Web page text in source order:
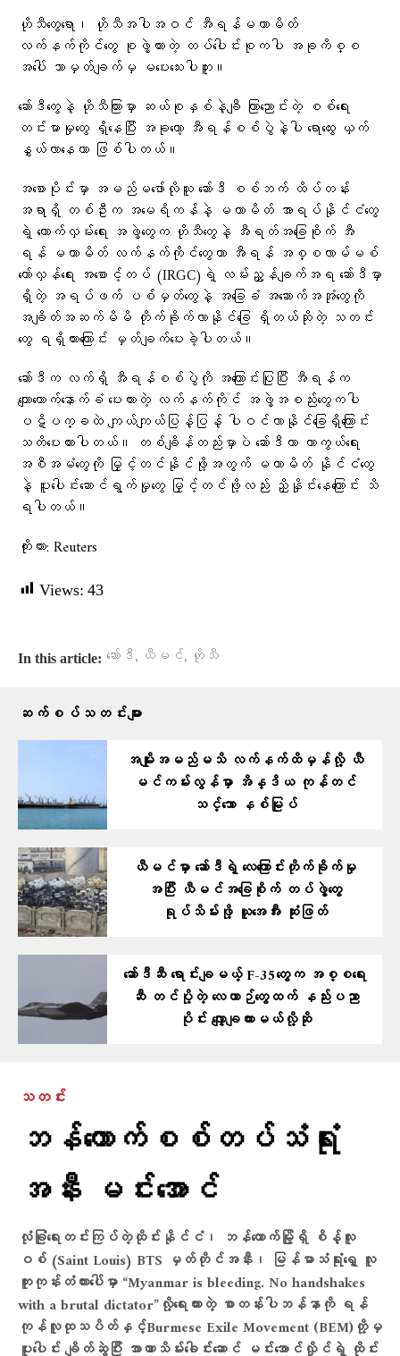
ဟိုသီတွေရော၊ ဟိုသီအပါအဝင် အီရန်မဟာမိတ်
လက်နက်ကိုင်တွေ စုဖွဲ့ထားတဲ့ တပ်ပေါင်းစုကပါ အခုကိစ္စ
အပေါ် ဘာမှတ်ချက်မှ မပေးသေးပါဘူး။
ဆော်ဒီတွေနဲ့ ဟိုသီကြားမှာ ဆယ်စုနှစ်နဲ့ချီ ကြာညောင်းတဲ့ စစ်ရေး
တင်းမာမှုတွေ ရှိနေပြီး အခုတော့ အီရန်စစ်ပွဲနဲ့ပါ ရောထွေး ယှက်
နွှယ်လာနေတာ ဖြစ်ပါတယ်။
အစောပိုင်းမှာ အမည်မဖော်လိုသူ ဆော်ဒီ စစ်ဘက် ထိပ်တန်း
အရာရှိ တစ်ဦးက အမေရိကန်နဲ့ မဟာမိတ် အာရပ်နိုင်ငံတွေ
ရဲ့ ထောက်လှမ်းရေး အဖွဲ့တွေက ဟိုသီတွေနဲ့ အီရတ်အခြေစိုက် အီ
ရန် မဟာမိတ် လက်နက်ကိုင်တွေဟာ အီရန် အစ္စလာမ်မစ်
တော်လှန်ရေး အစောင့်တပ် (IRGC)ရဲ့ လမ်းညွှန်ချက်အရ ဆော်ဒီမှာ
ရှိတဲ့ အရပ်ဖက် ပစ်မှတ်တွေနဲ့ အခြေခံ အဆောက်အအုံတွေကို
အချိတ်အဆက်မိမိ တိုက်ခိုက်လာနိုင်ခြေ ရှိတယ်ဆိုတဲ့ သတင်း
တွေ ရရှိထားကြောင်း မှတ်ချက်ပေးခဲ့ပါတယ်။
ဆော်ဒီက လက်ရှိ အီရန်စစ်ပွဲကို အကြောင်းပြုပြီး အီရန်က
ကျောထောက်နောက်ခံ ပေးထားတဲ့ လက်နက်ကိုင် အဖွဲ့အစည်းတွေကပါ
ပဋိပက္ခထဲ ကျယ်ကျယ်ပြန့်ပြန့် ပါဝင်လာနိုင်ခြေရှိကြောင်း
သတိပေးထားပါတယ်။ တစ်ချိန်တည်းမှာပဲ ဆော်ဒီဟာ ကာကွယ်ရေး
အစီအမံတွေကို မြှင့်တင်နိုင်ဖို့အတွက် မဟာမိတ် နိုင်ငံတွေ
နဲ့ ပူးပေါင်းဆောင်ရွက်မှုတွေ မြှင့်တင်ဖို့လည်း ညှိနှိုင်းနေကြောင်း သိ
ရပါတယ်။
ကိုးကား: Reuters
Views: 43
In this article: ဆော်ဒီ, ယီမင်, ဟိုသီ
ဆက်စပ်သတင်းများ
အမျိုးအမည်မသိ လက်နက်ထိမှန်လို့ ယီ
မင်ကမ်းလွန်မှာ အိန္ဒိယ ကုန်တင်
သင်္ဘော နစ်မြုပ်
ယီမင်မှာ ဆော်ဒီရဲ့ လေကြောင်းတိုက်ခိုက်မှု
အပြီး ယီမင်အခြေစိုက် တပ်ဖွဲ့တွေ
ရုပ်သိမ်းဖို့ ယူအေအီး ဆုံးဖြတ်
ဆော်ဒီဆီ ရောင်းချမယ့် F-35တွေက အစ္စရေး
ဆီ တင်ပို့တဲ့ လေယာဉ်တွေထက် နည်းပညာ
ပိုင်း လျှော့ချထားမယ်လို့ဆို
သတင်း
ဘန်​ကောက်စစ်တပ်သံရုံး
အနီး မင်း​အောင်
လုံခြုံရေးတင်းကြပ်တဲ့ထိုင်းနိုင်ငံ၊ ဘန်ကောက်မြို့ရှိ စိန့်လူး
ဝစ် (Saint Louis) BTS မှတ်တိုင်အနီး၊ မြန်မာသံရုံးရှေ့ လူ
ကူးကုန်းတံတားပေါ်မှာ “Myanmar is bleeding. No handshakes
with a brutal dictator”လို့​ရေးထားတဲ့ စာတန်းပါဘန်နာကို ရန်
ကုန်လူထုသပိတ်နှင့်Burmese Exile Movement (BEM)တို့မှ
ပူးပေါင်း ချိတ်ဆွဲပြီး အာဏာသိမ်း​ခေါင်း​ဆောင် မင်းအောင်လှိုင်ရဲ့ ထိုင်း